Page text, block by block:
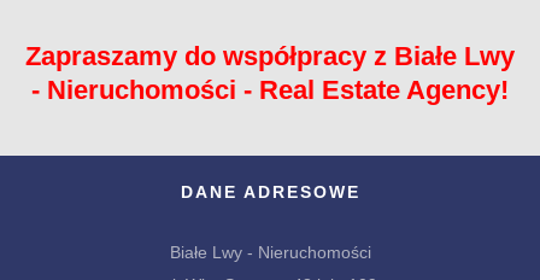
Zapraszamy do współpracy z Białe Lwy
- Nieruchomości - Real Estate Agency!
DANE ADRESOWE
Białe Lwy - Nieruchomości